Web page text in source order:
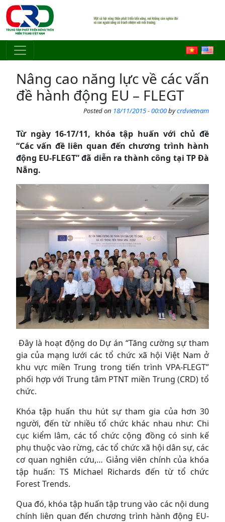
Skip to main content
Nâng cao năng lực về các vấn
đề hành động EU – FLEGT
Posted on 18/11/2015 - 00:00bycrdvietnam
Từ ngày 16-17/11, khóa tập huấn với chủ đề
“Các vấn đề liên quan đến chương trình hành
động EU-FLEGT” đã diễn ra thành công tại TP Đà
Nẵng.
Đây là hoạt động do Dự án “Tăng cường sự tham
gia của mạng lưới các tổ chức xã hội Việt Nam ở
khu vực miền Trung trong tiến trình VPA-FLEGT”
phối hợp với Trung tâm PTNT miền Trung (CRD) tổ
chức.
Khóa tập huấn thu hút sự tham gia của hơn 30
người, đến từ nhiều tổ chức khác nhau như: Chi
cục kiểm lâm, các tổ chức cộng đồng có sinh kế
phụ thuộc vào rừng, các tổ chức xã hội dân sự, các
cơ quan nghiên cứu,… Giảng viên chính của khóa
tập huấn: TS Michael Richards đến từ tổ chức
Forest Trends.
Qua đó, khóa tập huấn tập trung vào các nội dung
chính liên quan đến chương trình hành động EU-